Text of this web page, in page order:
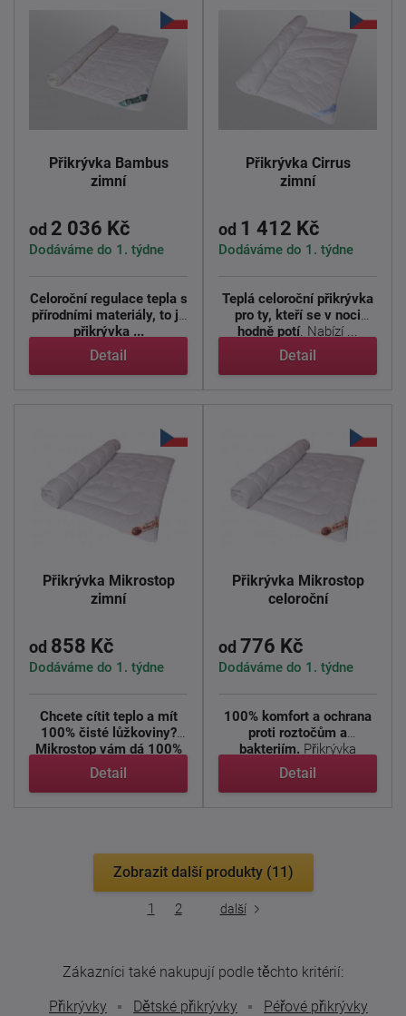
Přikrývka Bambus
zimní
od 2 036 Kč
Dodáváme do 1. týdne
Celoroční regulace tepla s
přírodními materiály, to je
přikrývka ...
Detail
Přikrývka Cirrus
zimní
od 1 412 Kč
Dodáváme do 1. týdne
Teplá celoroční přikrývka
pro ty, kteří se v noci
hodně potí. Nabízí ...
Detail
Přikrývka Mikrostop
zimní
od 858 Kč
Dodáváme do 1. týdne
Chcete cítit teplo a mít
100% čisté lůžkoviny?
Mikrostop vám dá 100%
...
Detail
Přikrývka Mikrostop
celoroční
od 776 Kč
Dodáváme do 1. týdne
100% komfort a ochrana
proti roztočům a
bakteriím. Přikrývka
Mikrostop ...
Detail
Zobrazit další produkty (11)
2
1 další
Zákazníci také nakupují podle těchto kritérií:
Přikrývky
Dětské přikrývky Péřové přikrývky